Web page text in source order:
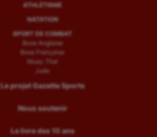
ATHLÉTISME
NATATION
SPORT DE COMBAT
Boxe Anglaise
Boxe Française
Muay Thaï
Judo
Le projet Gazette Sports
Nous soutenir
Le livre des 10 ans